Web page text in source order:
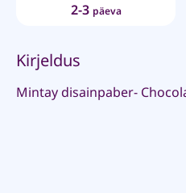
2-3 päeva
Kirjeldus
Mintay disainpaber-